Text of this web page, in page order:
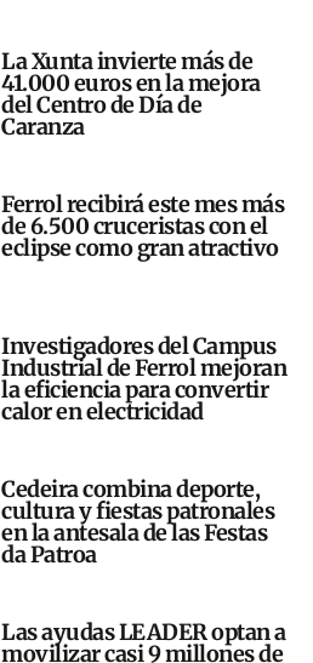
La Xunta invierte más de
41.000 euros en la mejora
del Centro de Día de
Caranza
Ferrol recibirá este mes más
de 6.500 cruceristas con el
eclipse como gran atractivo
Investigadores del Campus
Industrial de Ferrol mejoran
la eficiencia para convertir
calor en electricidad
Cedeira combina deporte,
cultura y fiestas patronales
en la antesala de las Festas
da Patroa
Las ayudas LEADER optan a
movilizar casi 9 millones de